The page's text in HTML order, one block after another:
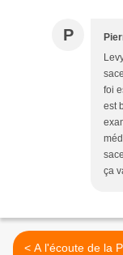
P
foi
est
ça
< A l'écoute de la Parole de